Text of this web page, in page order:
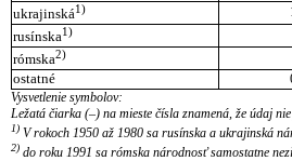
ukrajinská1)
rusínska1)
rómska2)
ostatné
Vysvetlenie symbolov:
Ležatá čiarka (–) na mieste čísla znamená, že údaj
1) V rokoch 1950 až 1980 sa rusínska a ukrajinská
2) do roku 1991 sa rómska národnosť samostatne